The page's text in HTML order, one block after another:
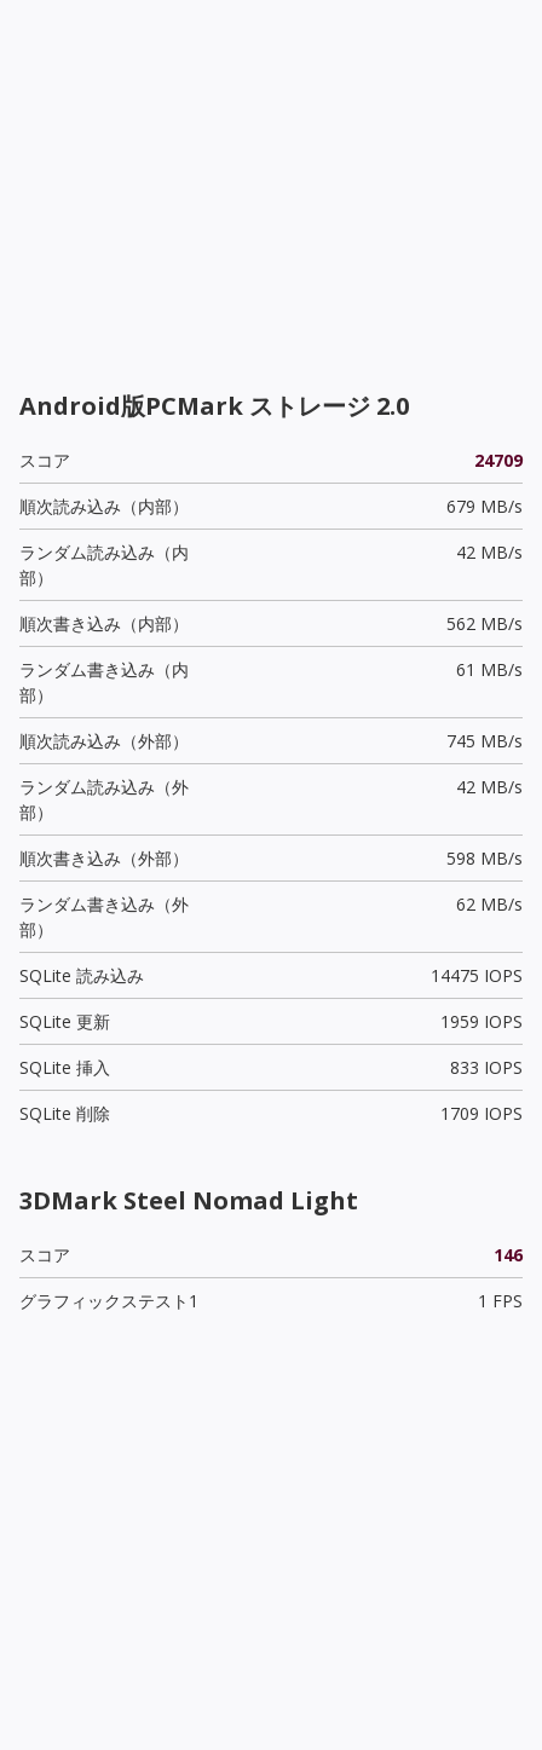
Android版PCMark ストレージ 2.0
スコア
24709
順次読み込み（内部）
679 MB/s
ランダム読み込み（内
部）
42 MB/s
順次書き込み（内部）
562 MB/s
ランダム書き込み（内
部）
61 MB/s
順次読み込み（外部）
745 MB/s
ランダム読み込み（外
部）
42 MB/s
順次書き込み（外部）
598 MB/s
ランダム書き込み（外
部）
62 MB/s
SQLite 読み込み
14475 IOPS
SQLite 更新
1959 IOPS
SQLite 挿入
833 IOPS
SQLite 削除
1709 IOPS
3DMark Steel Nomad Light
スコア
146
グラフィックステスト1
1 FPS